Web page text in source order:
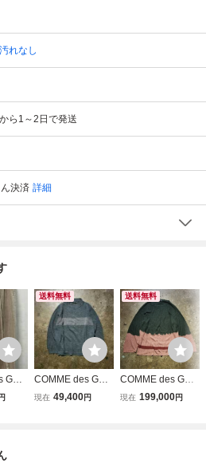
れなし
ら1～2日で発送
決済 詳細
GAR
P
AD
円
送料無料
COMME des GAR
CONS HOMME P
現在 49,400円
送料無料
COMME des GAR
CONS HOMME P
現在 199,000円